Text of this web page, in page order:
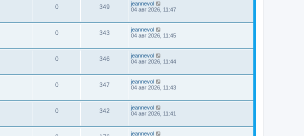
0 349
jeannevol
04 авг 2026, 11:47
0 343
jeannevol
04 авг 2026, 11:45
0 346
jeannevol
04 авг 2026, 11:44
0 347
jeannevol
04 авг 2026, 11:43
0 342
jeannevol
04 авг 2026, 11:41
jeannevol